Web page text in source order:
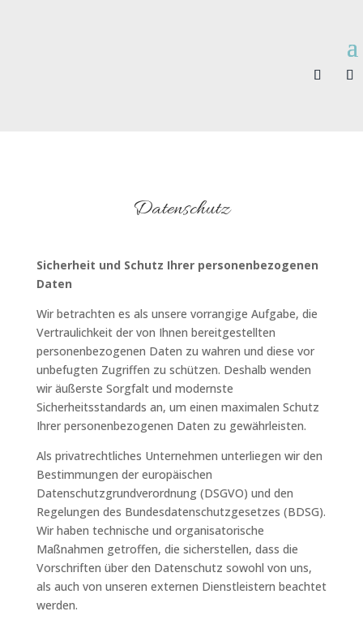
Datenschutz
Sicherheit und Schutz Ihrer personenbezogenen
Daten
Wir betrachten es als unsere vorrangige Aufgabe, die
Vertraulichkeit der von Ihnen bereitgestellten
personenbezogenen Daten zu wahren und diese vor
unbefugten Zugriffen zu schützen. Deshalb wenden
wir äußerste Sorgfalt und modernste
Sicherheitsstandards an, um einen maximalen Schutz
Ihrer personenbezogenen Daten zu gewährleisten.
Als privatrechtliches Unternehmen unterliegen wir den
Bestimmungen der europäischen
Datenschutzgrundverordnung (DSGVO) und den
Regelungen des Bundesdatenschutzgesetzes (BDSG).
Wir haben technische und organisatorische
Maßnahmen getroffen, die sicherstellen, dass die
Vorschriften über den Datenschutz sowohl von uns,
als auch von unseren externen Dienstleistern beachtet
werden.